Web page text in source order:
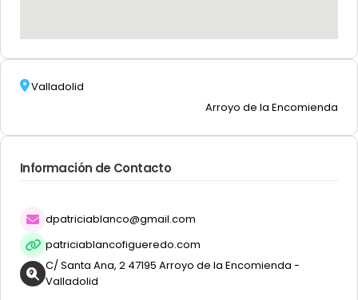
Valladolid
Arroyo de la Encomienda
Información de Contacto
dpatriciablanco@gmail.com
patriciablancofigueredo.com
C/ Santa Ana, 2 47195 Arroyo de la Encomienda -
Valladolid